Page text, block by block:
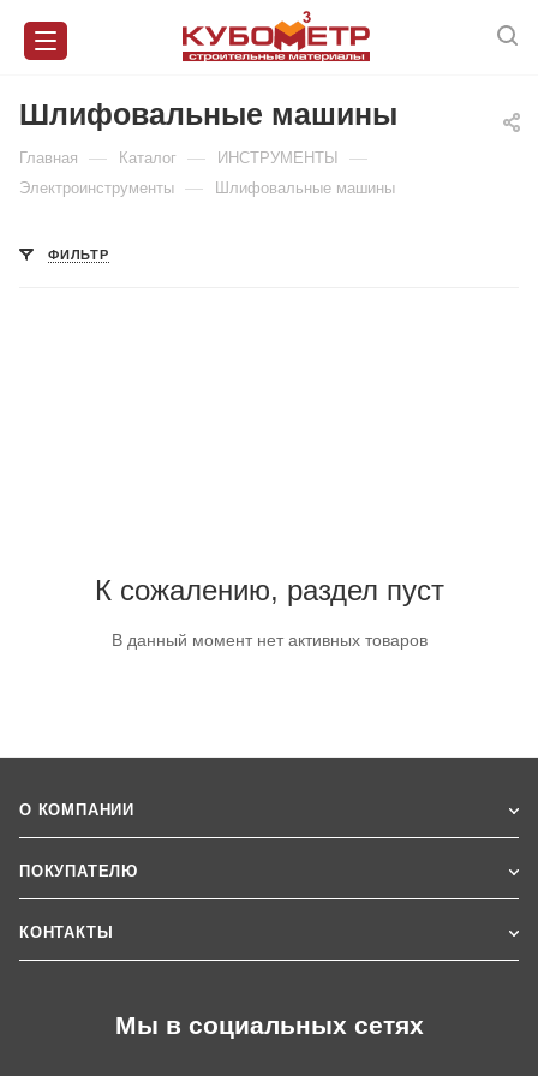
Шлифовальные машины
Главная — Каталог — ИНСТРУМЕНТЫ —
Электроинструменты — Шлифовальные машины
ФИЛЬТР
К сожалению, раздел пуст
В данный момент нет активных товаров
О КОМПАНИИ
ПОКУПАТЕЛЮ
КОНТАКТЫ
Мы в социальных сетях